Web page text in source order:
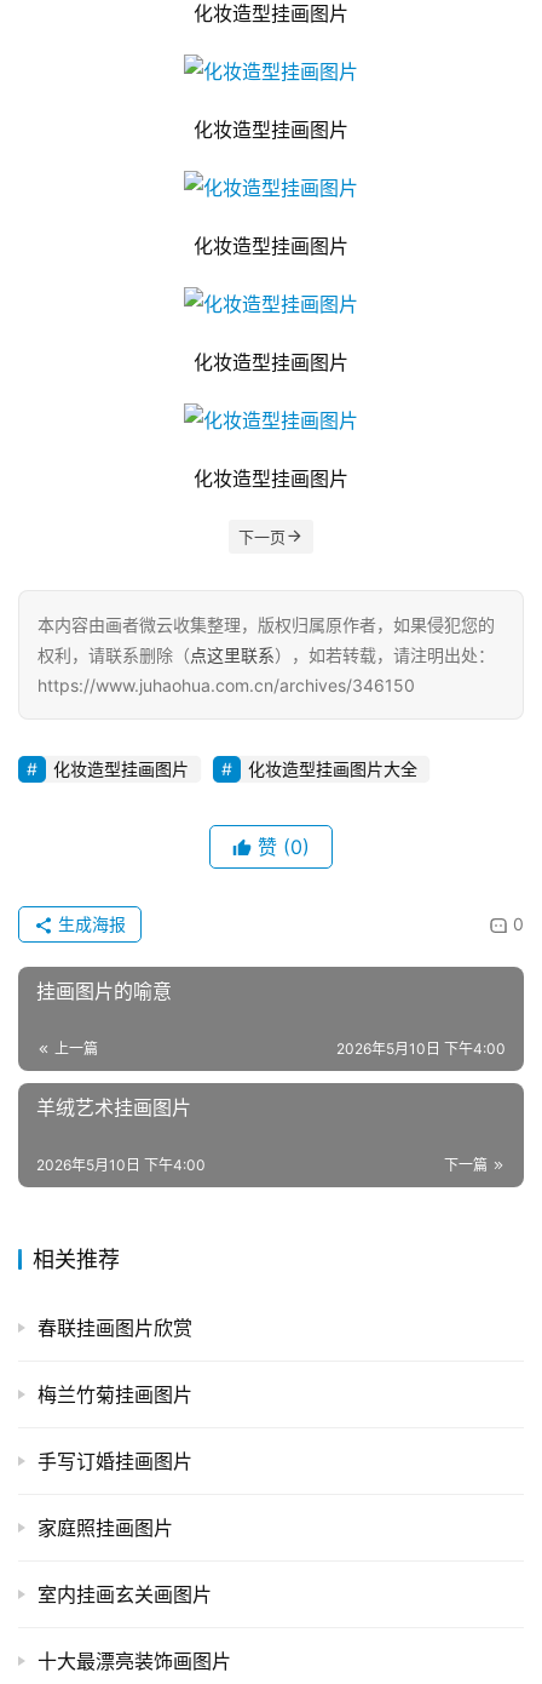
化妆造型挂画图片
化妆造型挂画图片
化妆造型挂画图片
化妆造型挂画图片
化妆造型挂画图片
下一页
本内容由画者微云收集整理，版权归属原作者，如果侵犯您的
权利，请联系删除（点这里联系），如若转载，请注明出处：
https://www.juhaohua.com.cn/archives/346150
化妆造型挂画图片 化妆造型挂画图片大全
赞 (0)
0
生成海报
挂画图片的喻意
上一篇 2026年5月10日 下午4:00
羊绒艺术挂画图片
下一篇
2026年5月10日 下午4:00
相关推荐
春联挂画图片欣赏
梅兰竹菊挂画图片
手写订婚挂画图片
家庭照挂画图片
室内挂画玄关画图片
十大最漂亮装饰画图片